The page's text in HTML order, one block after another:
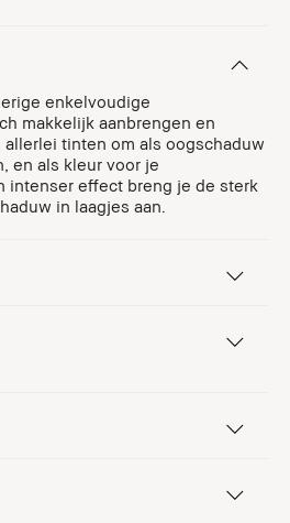
enkelvoudige
makkelijk aanbrengen en
allerlei tinten om als oogschaduw
en als kleur voor je
intenser effect breng je de sterk
in laagjes aan.